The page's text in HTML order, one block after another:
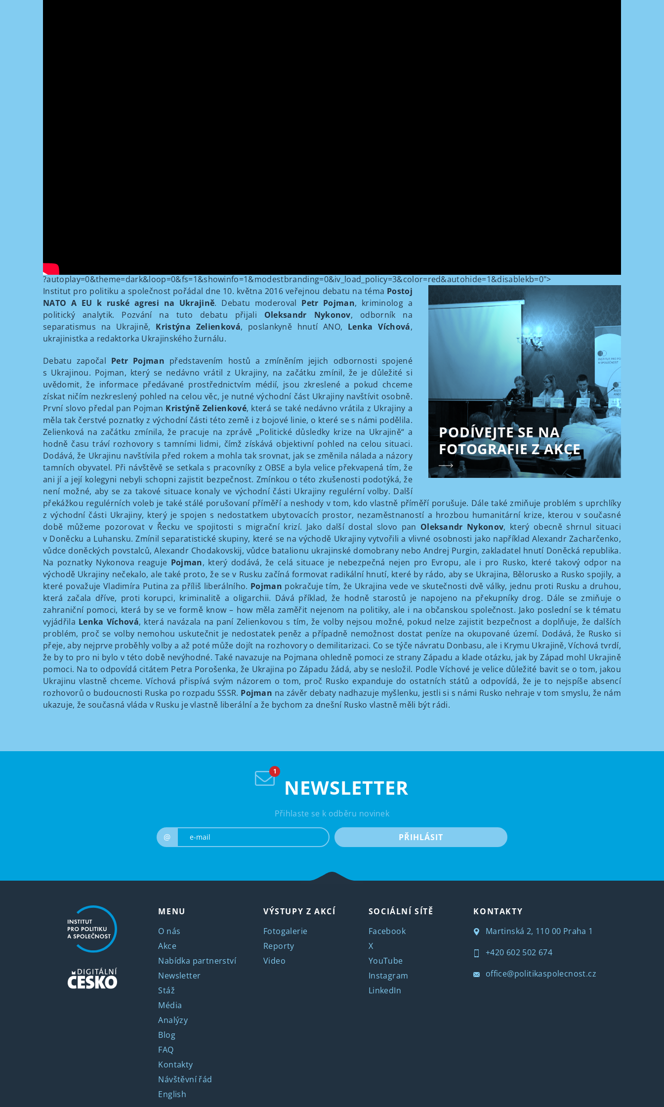
?autoplay=0&theme=dark&loop=0&fs=1&showinfo=1&modestbranding=0&iv_load_policy=3&color=red&autohide=1&disablekb=0">
PODÍVEJTE SE NA
FOTOGRAFIE Z AKCE
Institut pro politiku a společnost pořádal dne 10. května 2016 veřejnou debatu na téma Postoj
NATO A EU k ruské agresi na Ukrajině. Debatu moderoval Petr Pojman, kriminolog a
politický analytik. Pozvání na tuto debatu přijali Oleksandr Nykonov, odborník na
separatismus na Ukrajině, Kristýna Zelienková, poslankyně hnutí ANO, Lenka Víchová,
ukrajinistka a redaktorka Ukrajinského žurnálu.
Debatu započal Petr Pojman představením hostů a zmíněním jejich odbornosti spojené
s Ukrajinou. Pojman, který se nedávno vrátil z Ukrajiny, na začátku zmínil, že je důležité si
uvědomit, že informace předávané prostřednictvím médií, jsou zkreslené a pokud chceme
získat ničím nezkreslený pohled na celou věc, je nutné východní část Ukrajiny navštívit osobně.
První slovo předal pan Pojman Kristýně Zelienkové, která se také nedávno vrátila z Ukrajiny a
měla tak čerstvé poznatky z východní části této země i z bojové linie, o které se s námi podělila.
Zelienková na začátku zmínila, že pracuje na zprávě „Politické důsledky krize na Ukrajině“ a
hodně času tráví rozhovory s tamními lidmi, čímž získává objektivní pohled na celou situaci.
Dodává, že Ukrajinu navštívila před rokem a mohla tak srovnat, jak se změnila nálada a názory
tamních obyvatel. Při návštěvě se setkala s pracovníky z OBSE a byla velice překvapená tím, že
ani jí a její kolegyni nebyli schopni zajistit bezpečnost. Zmínkou o této zkušenosti podotýká, že
není možné, aby se za takové situace konaly ve východní části Ukrajiny regulérní volby. Další
překážkou regulérních voleb je také stálé porušovaní příměří a neshody v tom, kdo vlastně příměří porušuje. Dále také zmiňuje problém s uprchlíky
z východní části Ukrajiny, který je spojen s nedostatkem ubytovacích prostor, nezaměstnaností a hrozbou humanitární krize, kterou v současné
době můžeme pozorovat v Řecku ve spojitosti s migrační krizí. Jako další dostal slovo pan Oleksandr Nykonov, který obecně shrnul situaci
v Doněcku a Luhansku. Zmínil separatistické skupiny, které se na východě Ukrajiny vytvořili a vlivné osobnosti jako například Alexandr Zacharčenko,
vůdce doněckých povstalců, Alexandr Chodakovskij, vůdce batalionu ukrajinské domobrany nebo Andrej Purgin, zakladatel hnutí Doněcká republika.
Na poznatky Nykonova reaguje Pojman, který dodává, že celá situace je nebezpečná nejen pro Evropu, ale i pro Rusko, které takový odpor na
východě Ukrajiny nečekalo, ale také proto, že se v Rusku začíná formovat radikální hnutí, které by rádo, aby se Ukrajina, Bělorusko a Rusko spojily, a
které považuje Vladimíra Putina za příliš liberálního. Pojman pokračuje tím, že Ukrajina vede ve skutečnosti dvě války, jednu proti Rusku a druhou,
která začala dříve, proti korupci, kriminalitě a oligarchii. Dává příklad, že hodně starostů je napojeno na překupníky drog. Dále se zmiňuje o
zahraniční pomoci, která by se ve formě know – how měla zaměřit nejenom na politiky, ale i na občanskou společnost. Jako poslední se k tématu
vyjádřila Lenka Víchová, která navázala na paní Zelienkovou s tím, že volby nejsou možné, pokud nelze zajistit bezpečnost a doplňuje, že dalších
problém, proč se volby nemohou uskutečnit je nedostatek peněz a případně nemožnost dostat peníze na okupované území. Dodává, že Rusko si
přeje, aby nejprve proběhly volby a až poté může dojít na rozhovory o demilitarizaci. Co se týče návratu Donbasu, ale i Krymu Ukrajině, Víchová tvrdí,
že by to pro ni bylo v této době nevýhodné. Také navazuje na Pojmana ohledně pomoci ze strany Západu a klade otázku, jak by Západ mohl Ukrajině
pomoci. Na to odpovídá citátem Petra Porošenka, že Ukrajina po Západu žádá, aby se nesložil. Podle Víchové je velice důležité bavit se o tom, jakou
Ukrajinu vlastně chceme. Víchová přispívá svým názorem o tom, proč Rusko expanduje do ostatních států a odpovídá, že je to nejspíše absencí
rozhovorů o budoucnosti Ruska po rozpadu SSSR. Pojman na závěr debaty nadhazuje myšlenku, jestli si s námi Rusko nehraje v tom smyslu, že nám
ukazuje, že současná vláda v Rusku je vlastně liberální a že bychom za dnešní Rusko vlastně měli být rádi.
NEWSLETTER
Přihlaste se k odběru novinek
@ PŘIHLÁSIT
MENU
O nás
Akce
Nabídka partnerství
Newsletter
Stáž
Média
Analýzy
Blog
FAQ
Kontakty
Návštěvní řád
English
VÝSTUPY Z AKCÍ
Fotogalerie
Reporty
Video
SOCIÁLNÍ SÍTĚ
Facebook
X
YouTube
Instagram
LinkedIn
KONTAKTY
Martinská 2, 110 00 Praha 1
+420 602 502 674
office@politikaspolecnost.cz